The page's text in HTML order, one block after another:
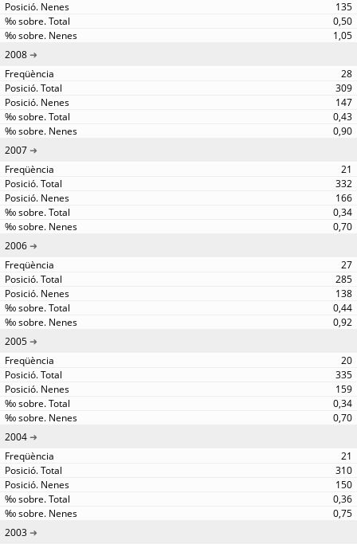
135
0,50
1,05
2008
28
309
147
0,43
0,90
2007
21
332
166
0,34
0,70
2006
27
285
138
0,44
0,92
2005
20
335
159
0,34
0,70
2004
21
310
150
0,36
0,75
2003